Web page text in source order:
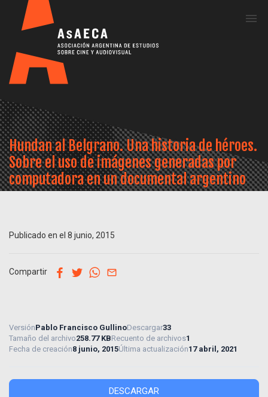
Hundan al Belgrano. Una historia de héroes.
Sobre el uso de imágenes generadas por
computadora en un documental argentino
Publicado en el 8 junio, 2015
Compartir facebook
twitterwhatsapp
VersiónPablo Francisco GullinoDescargar33
Tamaño del archivo258.77 KBRecuento de archivos1
Fecha de creación8 junio, 2015Última actualización17 abril, 2021
DESCARGAR